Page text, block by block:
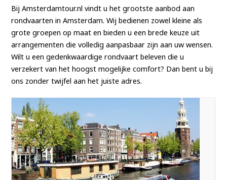
Bij Amsterdamtour.nl vindt u het grootste aanbod aan
rondvaarten in Amsterdam. Wij bedienen zowel kleine als
grote groepen op maat en bieden u een brede keuze uit
arrangementen die volledig aanpasbaar zijn aan uw wensen.
Wilt u een gedenkwaardige rondvaart beleven die u
verzekert van het hoogst mogelijke comfort? Dan bent u bij
ons zonder twijfel aan het juiste adres.